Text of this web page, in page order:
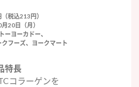
税込213円）
20日（月）
ーヨーカドー、
フーズ、ヨークマート
特長
コラーゲンを